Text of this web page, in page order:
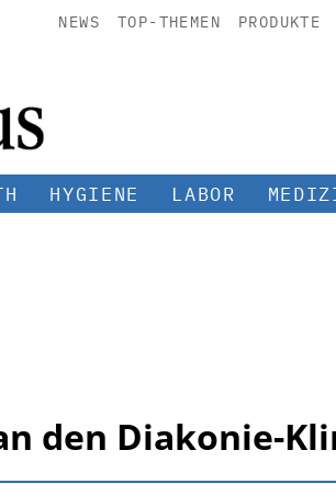
NEWS TOP-THEMEN PRODUKTE
HYGIENE LABOR
den Diakonie-